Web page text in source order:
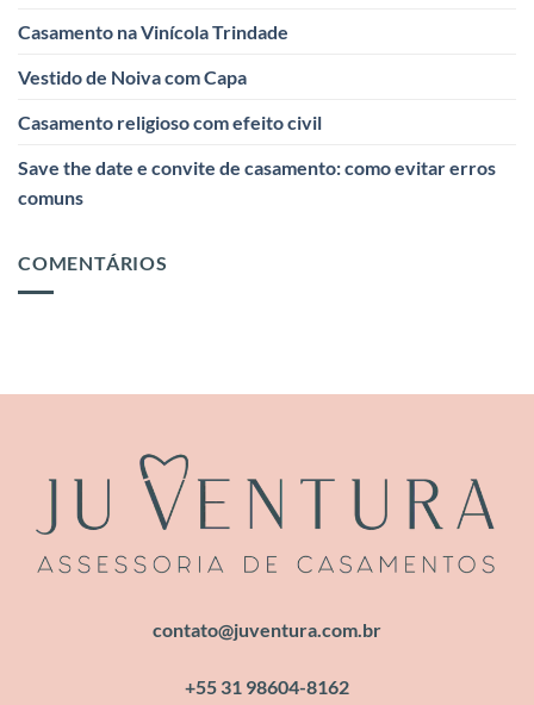
Casamento na Vinícola Trindade
Vestido de Noiva com Capa
Casamento religioso com efeito civil
Save the date e convite de casamento: como evitar erros
comuns
COMENTÁRIOS
contato@juventura.com.br
+55 31 98604-8162